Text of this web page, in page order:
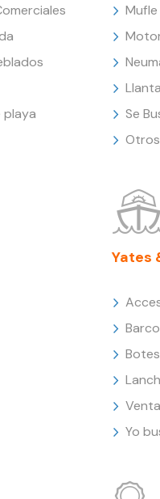
playa
Mufle
Se
Otros
Yates
Yo